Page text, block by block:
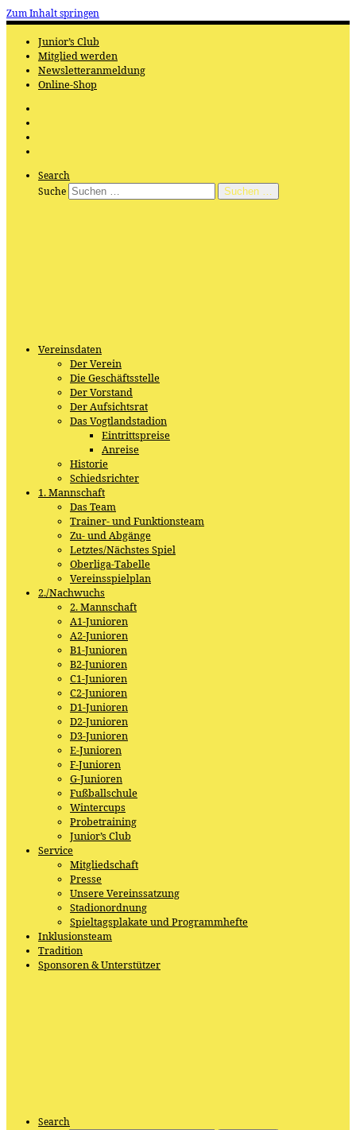
Zum Inhalt springen
Junior’s Club
Mitglied werden
Newsletteranmeldung
Online-Shop
Search
Suche
Suchen …
Vereinsdaten
Der Verein
Die Geschäftsstelle
Der Vorstand
Der Aufsichtsrat
Das Vogtlandstadion
Eintrittspreise
Anreise
Historie
Schiedsrichter
1. Mannschaft
Das Team
Trainer- und Funktionsteam
Zu- und Abgänge
Letztes/Nächstes Spiel
Oberliga-Tabelle
Vereinsspielplan
2./Nachwuchs
2. Mannschaft
A1-Junioren
A2-Junioren
B1-Junioren
B2-Junioren
C1-Junioren
C2-Junioren
D1-Junioren
D2-Junioren
D3-Junioren
E-Junioren
F-Junioren
G-Junioren
Fußballschule
Wintercups
Probetraining
Junior’s Club
Service
Mitgliedschaft
Presse
Unsere Vereinssatzung
Stadionordnung
Spieltagsplakate und Programmhefte
Inklusionsteam
Tradition
Sponsoren & Unterstützer
Search